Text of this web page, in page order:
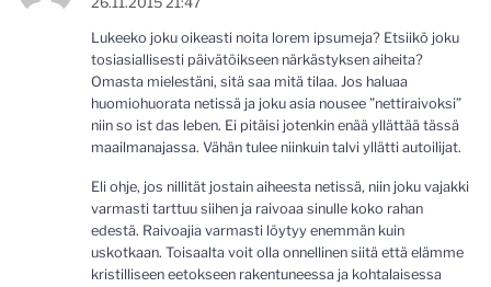
Lukeeko joku oikeasti noita lorem ipsumeja? Etsiikö joku
tosiasiallisesti päivätöikseen närkästyksen aiheita?
Omasta mielestäni, sitä saa mitä tilaa. Jos haluaa
huomiohuorata netissä ja joku asia nousee ”nettiraivoksi”
niin so ist das leben. Ei pitäisi jotenkin enää yllättää tässä
maailmanajassa. Vähän tulee niinkuin talvi yllätti autoilijat.
Eli ohje, jos nillität jostain aiheesta netissä, niin joku vajakki
varmasti tarttuu siihen ja raivoaa sinulle koko rahan
edestä. Raivoajia varmasti löytyy enemmän kuin
uskotkaan. Toisaalta voit olla onnellinen siitä että elämme
kristilliseen eetokseen rakentuneessa ja kohtalaisessa